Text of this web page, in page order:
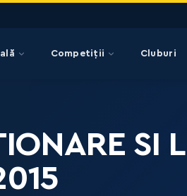
Competiții Cluburi
SI